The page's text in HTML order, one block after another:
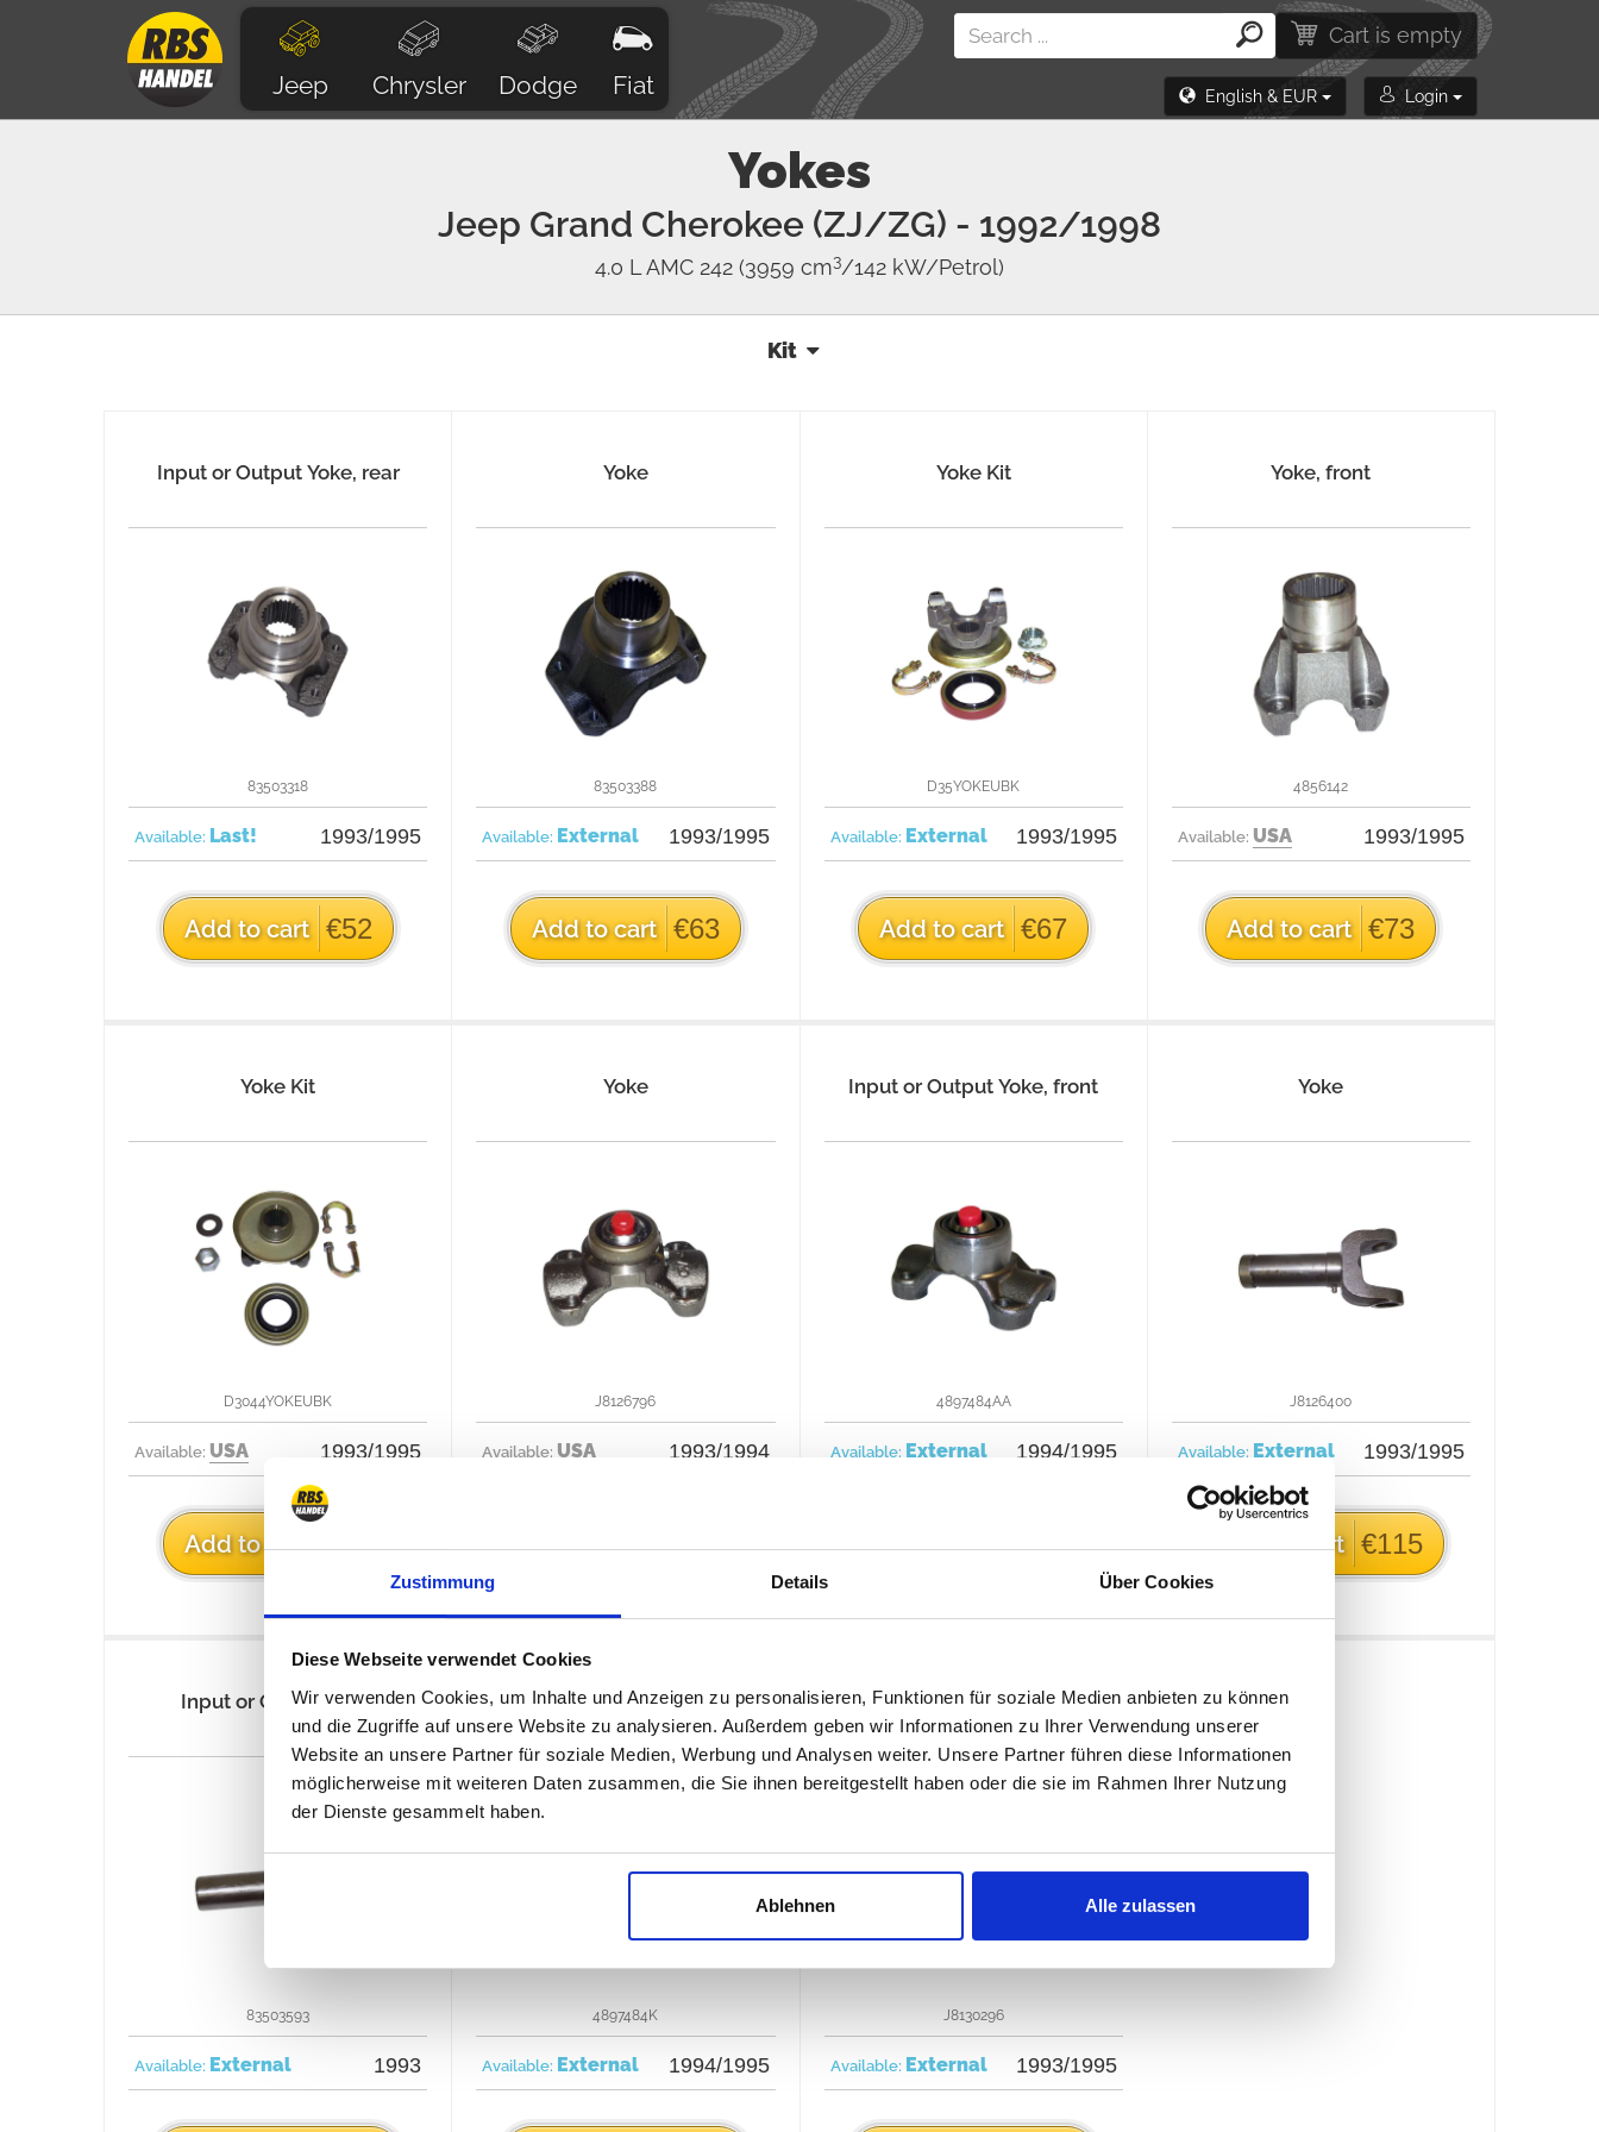
Zustimmung Details Über Cookies
Diese Webseite verwendet Cookies
Wir verwenden Cookies, um Inhalte und Anzeigen zu personalisieren, Funktionen für soziale Medien anbieten zu können
und die Zugriffe auf unsere Website zu analysieren. Außerdem geben wir Informationen zu Ihrer Verwendung unserer
Website an unsere Partner für soziale Medien, Werbung und Analysen weiter. Unsere Partner führen diese Informationen
möglicherweise mit weiteren Daten zusammen, die Sie ihnen bereitgestellt haben oder die sie im Rahmen Ihrer Nutzung
der Dienste gesammelt haben.
Ablehnen Alle zulassen
Jeep Chrysler Dodge Fiat
Cart is empty
English & EUR Login
Yokes
Jeep Grand Cherokee (ZJ/ZG) - 1992/1998
4.0 L AMC 242 (3959 cm3/142 kW/Petrol)
Kit
Input or Output Yoke, rear
83503318
Available: Last! 1993/1995
Add to cart €52
Yoke
83503388
Available: External 1993/1995
Add to cart €63
Yoke Kit
D35YOKEUBK
Available: External 1993/1995
Add to cart €67
Yoke, front
4856142
Available: USA 1993/1995
Add to cart €73
Yoke Kit
D3044YOKEUBK
Available: USA 1993/1995
Add to cart €89
Yoke
J8126796
Available: USA 1993/1994
Add to cart €107
Input or Output Yoke, front
4897484AA
Available: External 1994/1995
Add to cart €114
Yoke
J8126400
Available: External 1993/1995
Add to cart €115
Input or Output Yoke
83503593
Available: External 1993
Yoke + Seal Kit, front
4897484K
Available: External 1994/1995
Yoke Center, front
J8130296
Available: External 1993/1995